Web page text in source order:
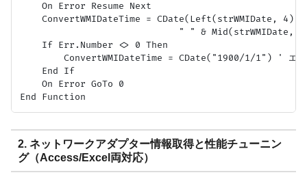
    On Error Resume Next
ConvertWMIDateTime = CDate(Left(strWMIDate, 4)
" " & Mid(strWMIDate,
    If Err.Number <> 0 Then
ConvertWMIDateTime = CDate("1900/1/1") ' エラ
    End If
    On Error GoTo 0
2. ネットワークアダプター情報取得と性能チューニン
グ（Access/Excel両対応）